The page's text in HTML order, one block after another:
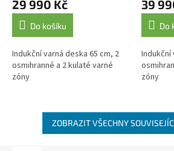
29 990 Kč
Do košíku
Indukční varná deska 65 cm, 2
osmihranné a 2 kulaté varné
zóny
39
Do
Indukční
zóny
ZOBRAZIT VŠECHNY